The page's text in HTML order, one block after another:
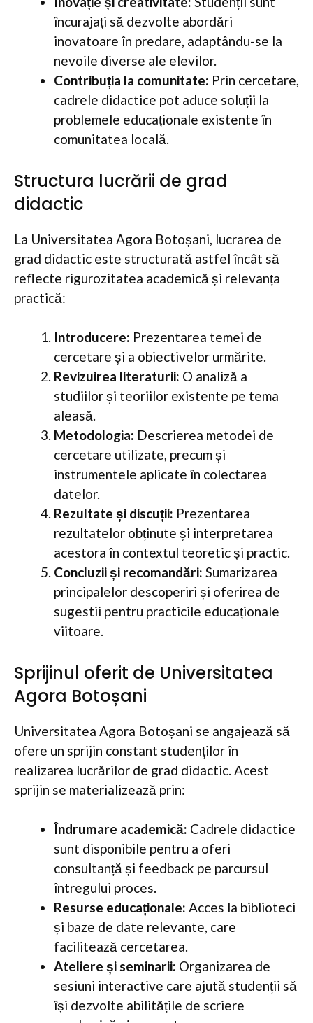
încurajați să dezvolte abordări
inovatoare în predare, adaptându-se la
nevoile diverse ale elevilor.
Contribuția la comunitate: Prin cercetare,
cadrele didactice pot aduce soluții la
problemele educaționale existente în
comunitatea locală.
Structura lucrării de grad
didactic
La Universitatea Agora Botoșani, lucrarea de
grad didactic este structurată astfel încât să
reflecte rigurozitatea academică și relevanța
practică:
Introducere: Prezentarea temei de
cercetare și a obiectivelor urmărite.
Revizuirea literaturii: O analiză a
studiilor și teoriilor existente pe tema
aleasă.
Metodologia: Descrierea metodei de
cercetare utilizate, precum și
instrumentele aplicate în colectarea
datelor.
Rezultate și discuții: Prezentarea
rezultatelor obținute și interpretarea
acestora în contextul teoretic și practic.
Concluzii și recomandări: Sumarizarea
principalelor descoperiri și oferirea de
sugestii pentru practicile educaționale
viitoare.
Sprijinul oferit de Universitatea
Agora Botoșani
Universitatea Agora Botoșani se angajează să
ofere un sprijin constant studenților în
realizarea lucrărilor de grad didactic. Acest
sprijin se materializează prin:
Îndrumare academică: Cadrele didactice
sunt disponibile pentru a oferi
consultanță și feedback pe parcursul
întregului proces.
Resurse educaționale: Acces la biblioteci
și baze de date relevante, care
facilitează cercetarea.
Ateliere și seminarii: Organizarea de
sesiuni interactive care ajută studenții să
își dezvolte abilitățile de scriere